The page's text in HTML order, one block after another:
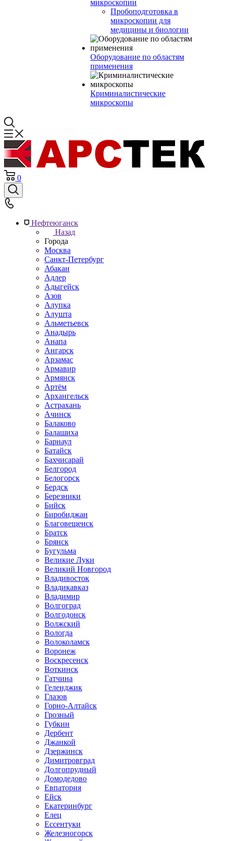
микроскопии
Пробоподготовка в
микроскопии для
медицины и биологии
Оборудование по областям
применения
Криминалистические
микроскопы
0
Нефтеюганск
Назад
Города
Москва
Санкт-Петербург
Абакан
Адлер
Адыгейск
Азов
Алупка
Алушта
Альметьевск
Анадырь
Анапа
Ангарск
Арзамас
Армавир
Армянск
Артём
Архангельск
Астрахань
Ачинск
Балаково
Балашиха
Барнаул
Батайск
Бахчисарай
Белгород
Белогорск
Бердск
Березники
Бийск
Биробиджан
Благовещенск
Братск
Брянск
Бугульма
Великие Луки
Великий Новгород
Владивосток
Владикавказ
Владимир
Волгоград
Волгодонск
Волжский
Вологда
Волоколамск
Воронеж
Воскресенск
Воткинск
Гатчина
Геленджик
Глазов
Горно-Алтайск
Грозный
Губкин
Дербент
Джанкой
Дзержинск
Димитровград
Долгопрудный
Домодедово
Евпатория
Ейск
Екатеринбург
Елец
Ессентуки
Железногорск